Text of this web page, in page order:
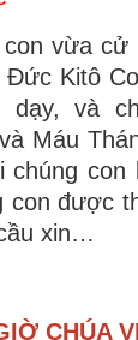
con vừa cử
Kitô
dạy, và
Máu
chúng con
con được
xin…
CHÚA